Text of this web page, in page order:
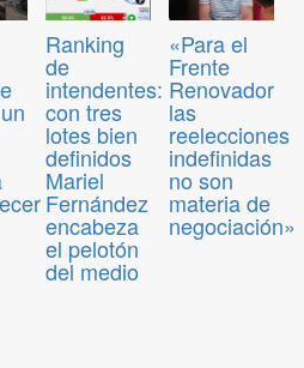
Ranking
de
intendentes:
con tres
lotes bien
definidos
Mariel
Fernández
encabeza
el pelotón
del medio
«Para el
Frente
Renovador
las
reelecciones
indefinidas
no son
materia de
negociación»